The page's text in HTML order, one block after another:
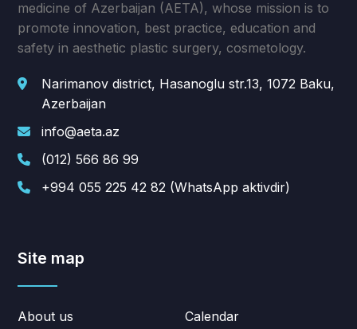
medicine of Azerbaijan (AETA), whose mission is to
promote innovation, best practice, education and
safety in aesthetic plastic surgery, cosmetology.
Narimanov district, Hasanoglu str.13, 1072 Baku,
Azerbaijan
info@aeta.az
(012) 566 86 99
+994 055 225 42 82 (WhatsApp aktivdir)
Site map
About us
Calendar